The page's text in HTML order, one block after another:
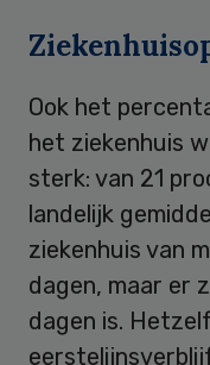
Ook het
het ziekenhuis
sterk: van 21
landelijk
ziekenhuis van
dagen, maar er
dagen is.